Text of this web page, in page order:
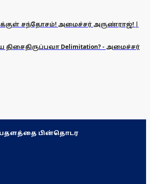
சந்தோசம்! அமைச்சர் அருண்ராஜ்! |
Delimitation? - அமைச்சர்
பின்தொடர